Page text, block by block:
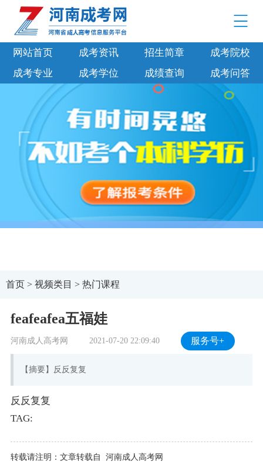
网站首页 成考资讯 招生简章
成考院校
成考专业
成考学位 成绩查询 成考问答
首页> 视频类目 > 热门课程
feafeafea五福娃
河南成人高考网 2021-07-20 22:09:40 服务号+
【摘要】反反复复
反反复复
TAG:
转载请注明： 文章转载自 河南成人高考网